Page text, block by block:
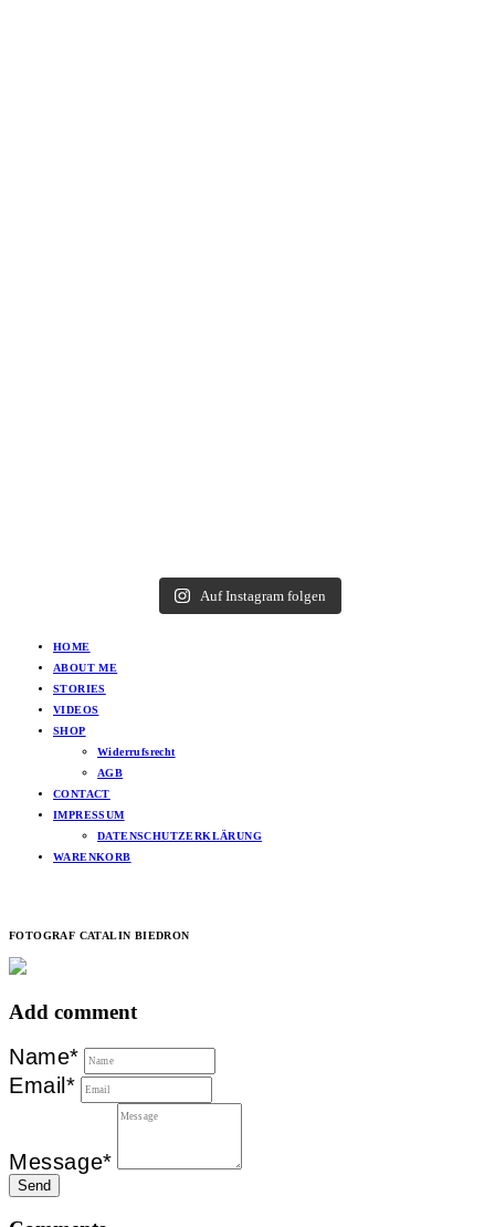
Auf Instagram folgen
HOME
ABOUT ME
STORIES
VIDEOS
SHOP
Widerrufsrecht
AGB
CONTACT
IMPRESSUM
DATENSCHUTZERKLÄRUNG
WARENKORB
FOTOGRAF CATALIN BIEDRON
Add comment
Name*
Email*
Message*
Send